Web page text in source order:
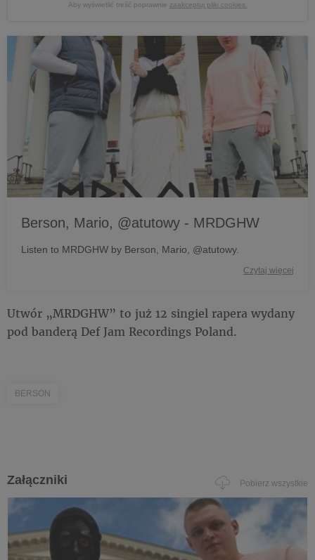
Aby wyświetlić treść poprawnie zaakceptuj pliki cookies.
Berson, Mario, @atutowy - MRDGHW
Listen to MRDGHW by Berson, Mario, @atutowy.
Czytaj więcej
Utwór „MRDGHW” to już 12 singiel rapera wydany
pod banderą Def Jam Recordings Poland.
BERSON
Załączniki Pobierz wszystkie